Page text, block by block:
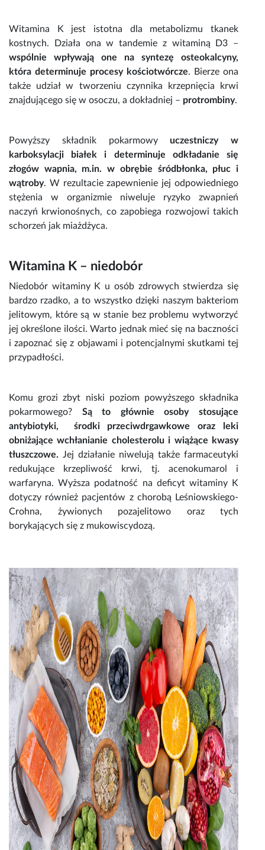
Witamina K jest istotna dla metabolizmu tkanek
kostnych. Działa ona w tandemie z witaminą D3 –
wspólnie wpływają one na syntezę osteokalcyny,
która determinuje procesy kościotwórcze. Bierze ona
także udział w tworzeniu czynnika krzepnięcia krwi
znajdującego się w osoczu, a dokładniej – protrombiny.
Powyższy składnik pokarmowyuczestniczy w
karboksylacji białek i determinuje odkładanie się
złogów wapnia, m.in. w obrębie śródbłonka, płuc i
wątroby. W rezultacie zapewnienie jej odpowiedniego
stężenia w organizmie niweluje ryzyko zwapnień
naczyń krwionośnych, co zapobiega rozwojowi takich
schorzeń jak miażdżyca.
Witamina K – niedobór
Niedobór witaminy K u osób zdrowych stwierdza się
bardzo rzadko, a to wszystko dzięki naszym bakteriom
jelitowym, które są w stanie bez problemu wytworzyć
jej określone ilości. Warto jednak mieć się na baczności
i zapoznać się z objawami i potencjalnymi skutkami tej
przypadłości.
Komu grozi zbyt niski poziom powyższego składnika
pokarmowego? Są to głównie osoby stosujące
antybiotyki, środki przeciwdrgawkowe oraz leki
obniżające wchłanianie cholesterolu i wiążące kwasy
tłuszczowe. Jej działanie niwelują także farmaceutyki
redukujące krzepliwość krwi, tj. acenokumarol i
warfaryna. Wyższa podatność na deficyt witaminy K
dotyczy również pacjentów z chorobą Leśniowskiego-
Crohna, żywionych pozajelitowo oraz tych
borykających się z mukowiscydozą.